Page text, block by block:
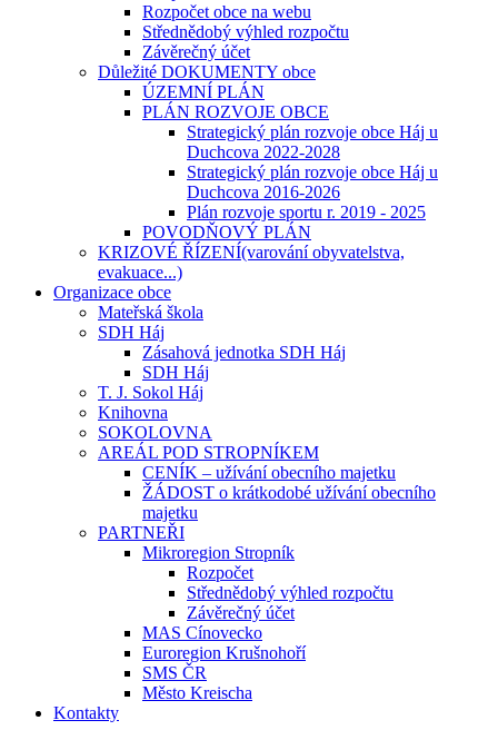
Rozpočet obce na webu
Střednědobý výhled rozpočtu
Závěrečný účet
Důležité DOKUMENTY obce
ÚZEMNÍ PLÁN
PLÁN ROZVOJE OBCE
Strategický plán rozvoje obce Háj u
Duchcova 2022-2028
Strategický plán rozvoje obce Háj u
Duchcova 2016-2026
Plán rozvoje sportu r. 2019 - 2025
POVODŇOVÝ PLÁN
KRIZOVÉ ŘÍZENÍ(varování obyvatelstva,
evakuace...)
Organizace obce
Mateřská škola
SDH Háj
Zásahová jednotka SDH Háj
SDH Háj
T. J. Sokol Háj
Knihovna
SOKOLOVNA
AREÁL POD STROPNÍKEM
CENÍK – užívání obecního majetku
ŽÁDOST o krátkodobé užívání obecního
majetku
PARTNEŘI
Mikroregion Stropník
Rozpočet
Střednědobý výhled rozpočtu
Závěrečný účet
MAS Cínovecko
Euroregion Krušnohoří
SMS ČR
Město Kreischa
Kontakty